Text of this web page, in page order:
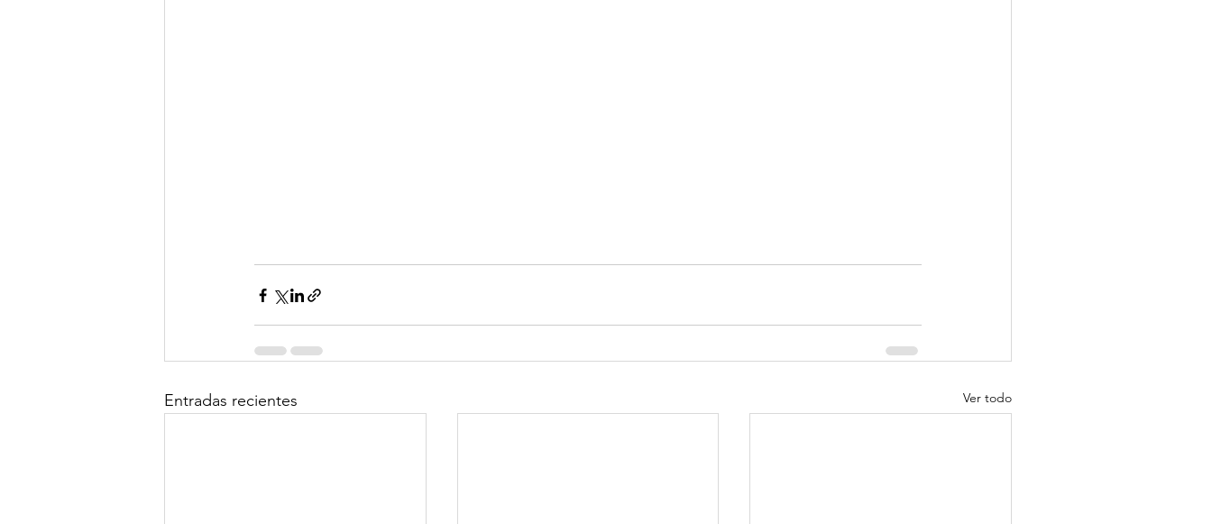
Entradas recientes Ver todo